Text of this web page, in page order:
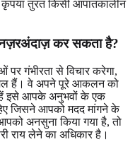
तुरंत किसी आपातकालीन
नज़रअंदाज़ कर सकता है?
पर गंभीरता से विचार करेगा,
हैं। वे अपने पूरे आकलन को
इसे आपके अनुभवों के एक
जिसने आपको मदद मांगने के
अनसुना किया गया है, तो
राय लेने का अधिकार है।